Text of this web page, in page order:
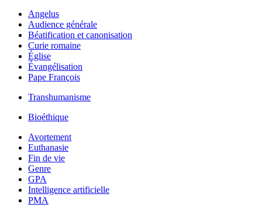
Angelus
Audience générale
Béatification et canonisation
Curie romaine
Église
Évangélisation
Pape François
Transhumanisme
Bioéthique
Avortement
Euthanasie
Fin de vie
Genre
GPA
Intelligence artificielle
PMA